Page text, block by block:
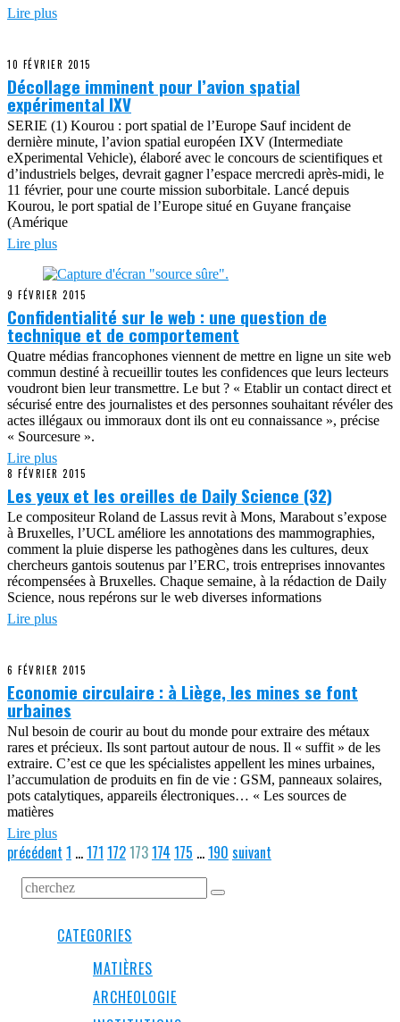
Lire plus
10 FÉVRIER 2015
Décollage imminent pour l’avion spatial
expérimental IXV
SERIE (1) Kourou : port spatial de l’Europe Sauf incident de
dernière minute, l’avion spatial européen IXV (Intermediate
eXperimental Vehicle), élaboré avec le concours de scientifiques et
d’industriels belges, devrait gagner l’espace mercredi après-midi, le
11 février, pour une courte mission suborbitale. Lancé depuis
Kourou, le port spatial de l’Europe situé en Guyane française
(Amérique
Lire plus
9 FÉVRIER 2015
Confidentialité sur le web : une question de
technique et de comportement
Quatre médias francophones viennent de mettre en ligne un site web
commun destiné à recueillir toutes les confidences que leurs lecteurs
voudront bien leur transmettre. Le but ? « Etablir un contact direct et
sécurisé entre des journalistes et des personnes souhaitant révéler des
actes illégaux ou immoraux dont ils ont eu connaissance », précise
« Sourcesure ».
Lire plus
8 FÉVRIER 2015
Les yeux et les oreilles de Daily Science (32)
Le compositeur Roland de Lassus revit à Mons, Marabout s’expose
à Bruxelles, l’UCL améliore les annotations des mammographies,
comment la pluie disperse les pathogènes dans les cultures, deux
chercheurs gantois soutenus par l’ERC, trois entreprises innovantes
récompensées à Bruxelles. Chaque semaine, à la rédaction de Daily
Science, nous repérons sur le web diverses informations
Lire plus
6 FÉVRIER 2015
Economie circulaire : à Liège, les mines se font
urbaines
Nul besoin de courir au bout du monde pour extraire des métaux
rares et précieux. Ils sont partout autour de nous. Il « suffit » de les
extraire. C’est ce que les spécialistes appellent les mines urbaines,
l’accumulation de produits en fin de vie : GSM, panneaux solaires,
pots catalytiques, appareils électroniques… « Les sources de
matières
Lire plus
précédent 1 …171 172173174 175 …190 suivant
CATEGORIES
MATIÈRES
ARCHEOLOGIE